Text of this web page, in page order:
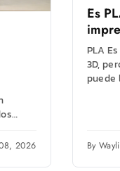
2026
Es
PLA
3D,
By